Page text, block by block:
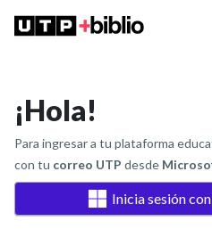
¡Hola!
Para ingresar a tu plataforma
con tu correo UTP desde
Inicia sesión